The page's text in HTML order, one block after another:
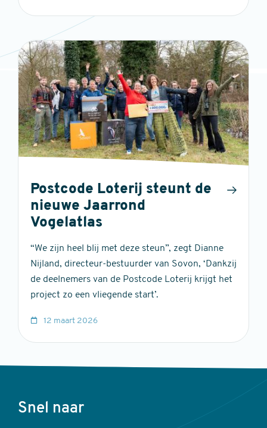
Postcode Loterij steunt de
nieuwe Jaarrond
Vogelatlas
“We zijn heel blij met deze steun”, zegt Dianne
Nijland, directeur-bestuurder van Sovon, ‘Dankzij
de deelnemers van de Postcode Loterij krijgt het
project zo een vliegende start’.
12 maart 2026
Voet
Snel naar